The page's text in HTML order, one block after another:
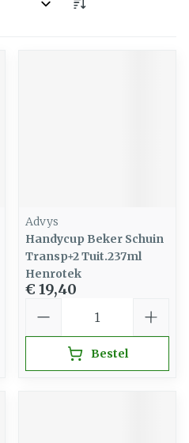
Advys
Handycup Beker Schuin
Transp+2 Tuit.237ml
Henrotek
€ 19,40
Bestel